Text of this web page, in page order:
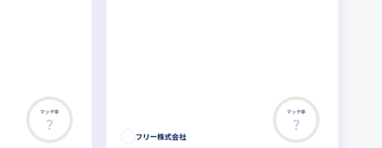
マッチ率 マッチ率
フリー株式会社